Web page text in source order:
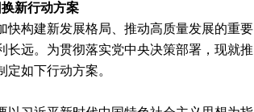
新行动方案
构建新发展格局、推动高质量发展的重要
远。为贯彻落实党中央决策部署，现就推
如下行动方案。